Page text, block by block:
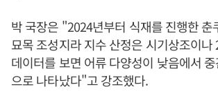
박 국장은 "2024년부터 식재를 진행한 춘
묘목 조성지라 지수 산정은 시기상조이나
데이터를 보면 어류 다양성이 낮음에서
으로 나타났다"고 강조했다.